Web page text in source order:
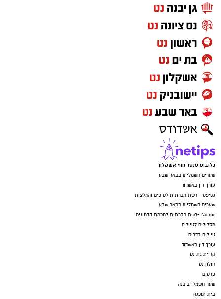
גלובוס סנטר חוף אשקלון
שערים חשמליים בבאר שבע
עורך דין באשדוד
נטיפס - רשת חברתית לטיפים והמלצות
שערים חשמליים בבאר שבע
Netips -רשת חברתית לחכמת ההמונים
מסלולים לטיולים
טיולים בדרום
עורך דין באשדוד
קריית גת נט
חולון נט
פרסום
שער חשמלי ביבנה
בית תוכנה